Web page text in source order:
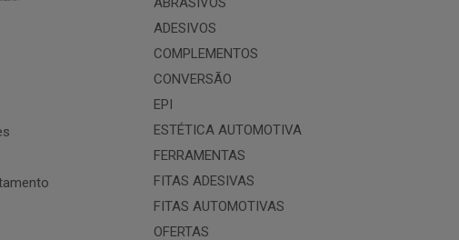
ADESIVOS
COMPLEMENTOS
CONVERSÃO
EPI
ESTÉTICA AUTOMOTIVA
FERRAMENTAS
FITAS ADESIVAS
FITAS AUTOMOTIVAS
OFERTAS